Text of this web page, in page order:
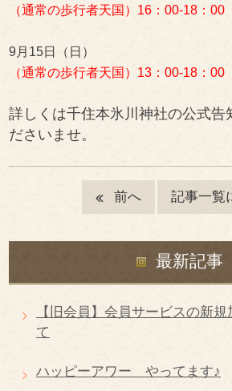
（通常の歩行者天国）16：00-18：00
9月15日（日）
（通常の歩行者天国）13：00-18：00
詳しくは千住本氷川神社の公式告
ださいませ。
前へ 記事一覧
最新記事
【旧会員】会員サービスの新
て
ハッピーアワー やってます♪